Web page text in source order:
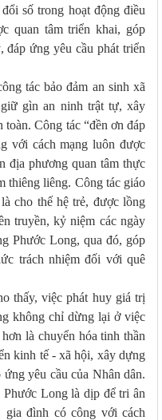
số trong hoạt động điều
quan tâm triển khai, góp
ứng yêu cầu phát triển
tác bảo đảm an sinh xã
gìn an ninh trật tự, xây
Công tác “đền ơn đáp
với cách mạng luôn được
địa phương quan tâm thực
thiêng liêng. Công tác giáo
cho thế hệ trẻ, được lồng
truyền, kỷ niệm các ngày
Phước Long, qua đó, góp
trách nhiệm đối với quê
thấy, việc phát huy giá trị
không chỉ dừng lại ở việc
là chuyển hóa tinh thần
kinh tế - xã hội, xây dựng
yêu cầu của Nhân dân.
Long là dịp để tri ân
gia đình có công với cách